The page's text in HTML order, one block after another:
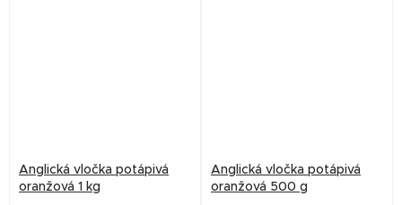
Anglická vločka potápivá
oranžová 1 kg
Anglická vločka potápivá
oranžová 500 g